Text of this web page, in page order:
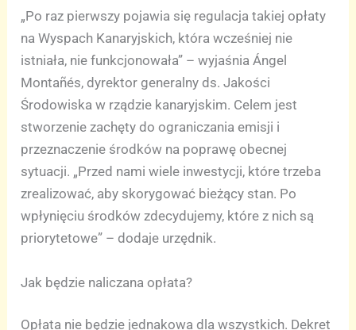
„Po raz pierwszy pojawia się regulacja takiej opłaty
na Wyspach Kanaryjskich, która wcześniej nie
istniała, nie funkcjonowała” – wyjaśnia Ángel
Montañés, dyrektor generalny ds. Jakości
Środowiska w rządzie kanaryjskim. Celem jest
stworzenie zachęty do ograniczania emisji i
przeznaczenie środków na poprawę obecnej
sytuacji. „Przed nami wiele inwestycji, które trzeba
zrealizować, aby skorygować bieżący stan. Po
wpłynięciu środków zdecydujemy, które z nich są
priorytetowe” – dodaje urzędnik.
Jak będzie naliczana opłata?
Opłata nie będzie jednakowa dla wszystkich. Dekret